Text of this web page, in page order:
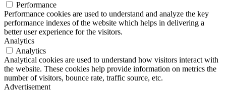
Performance
Performance cookies are used to understand and analyze the key
performance indexes of the website which helps in delivering a
better user experience for the visitors.
Analytics
Analytics
Analytical cookies are used to understand how visitors interact with
the website. These cookies help provide information on metrics the
number of visitors, bounce rate, traffic source, etc.
Advertisement